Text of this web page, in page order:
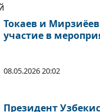
Токаев и
участие в
08.05.2026 20:02
Президент